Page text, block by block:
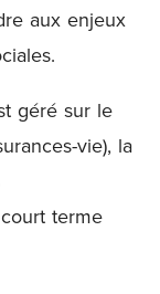
aux enjeux
géré sur le
vie), la
terme